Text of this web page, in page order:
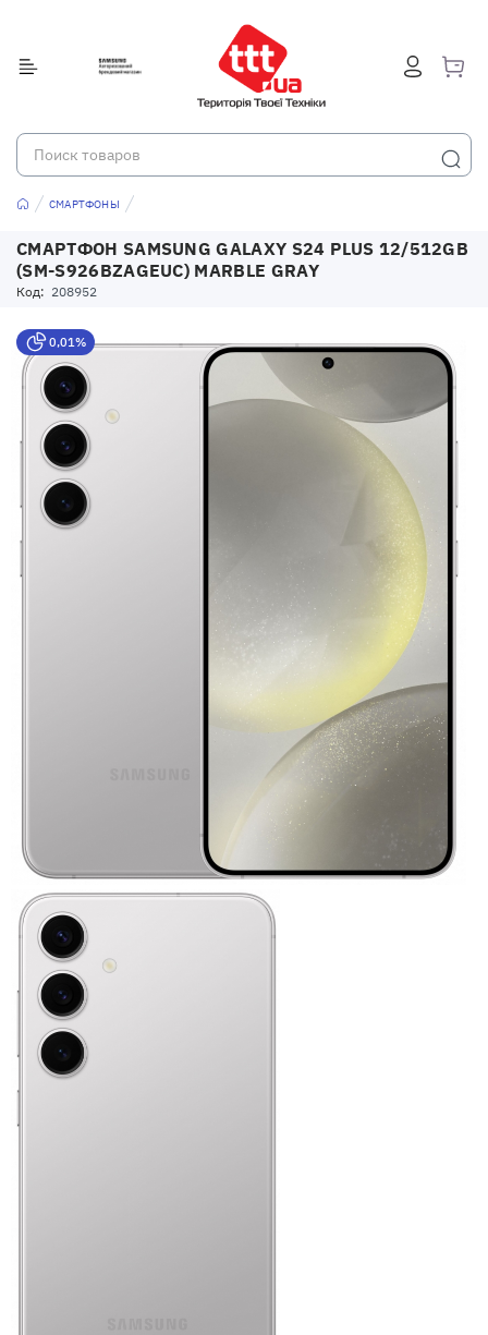
СМАРТФОНЫ
СМАРТФОН SAMSUNG GALAXY S24 PLUS 12/512GB
(SM-S926BZAGEUC) MARBLE GRAY
Код: 208952
0,01%